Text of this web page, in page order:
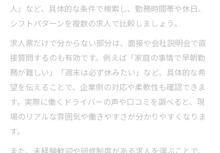
人」など、具体的な条件で検索し、勤務時間帯や休日、
シフトパターンを複数の求人で比較しましょう。
求人票だけで分からない部分は、面接や会社説明会で直
接質問するのも有効です。例えば「家庭の事情で早朝勤
務が難しい」「週末は必ず休みたい」など、具体的な希
望を伝えることで、企業側の対応や柔軟性も確認できま
す。実際に働くドライバーの声や口コミを調べると、現
場のリアルな雰囲気や働きやすさが分かりやすくなりま
す。
また、未経験歓迎や研修制度がある求人を選ぶことで、